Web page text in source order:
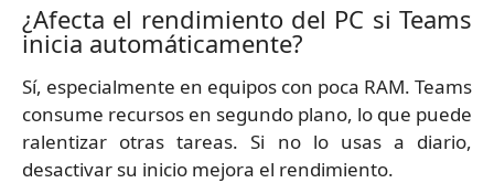
¿Afecta el rendimiento del PC si Teams
inicia automáticamente?
Sí, especialmente en equipos con poca RAM. Teams
consume recursos en segundo plano, lo que puede
ralentizar otras tareas. Si no lo usas a diario,
desactivar su inicio mejora el rendimiento.